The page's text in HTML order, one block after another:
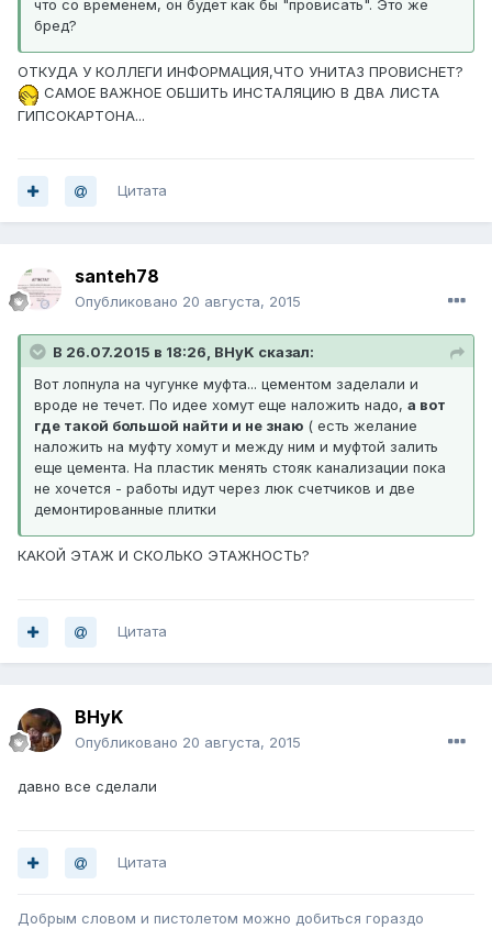
что со временем, он будет как бы "провисать". Это же
бред?
ОТКУДА У КОЛЛЕГИ ИНФОРМАЦИЯ,ЧТО УНИТАЗ ПРОВИСНЕТ?
САМОЕ ВАЖНОЕ ОБШИТЬ ИНСТАЛЯЦИЮ В ДВА ЛИСТА
ГИПСОКАРТОНА...
Цитата
santeh78
Опубликовано 20 августа, 2015
В 26.07.2015 в 18:26, BHyK сказал:
Вот лопнула на чугунке муфта... цементом заделали и
вроде не течет. По идее хомут еще наложить надо, а вот
где такой большой найти и не знаю ( есть желание
наложить на муфту хомут и между ним и муфтой залить
еще цемента. На пластик менять стояк канализации пока
не хочется - работы идут через люк счетчиков и две
демонтированные плитки
КАКОЙ ЭТАЖ И СКОЛЬКО ЭТАЖНОСТЬ?
Цитата
BHyK
Опубликовано 20 августа, 2015
давно все сделали
Цитата
Добрым словом и пистолетом можно добиться гораздо